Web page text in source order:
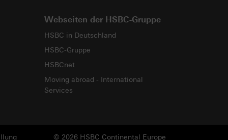
Webseiten der HSBC-Gruppe
HSBC in Deutschland
HSBC-Gruppe
HSBCnet
Moving abroad - International
Services
© 2026 HSBC Continental Europe